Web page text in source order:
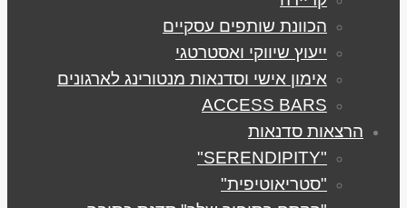
הכוונת שותפים עסקיים
ייעוץ שיווקי ואסטרטגי
אימון אישי וסדנאות מנטורינג לארגונים
ACCESS BARS
הרצאות סדנאות
"SERENDIPITY"
"סטריאוטיפית"